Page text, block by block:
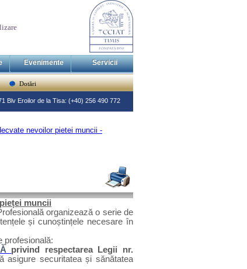
Evenimente Servicii
Dotări
Blv Eroilor de la Tisa: (+40) 256 490 772
nevoilor pietei muncii -
muncii
organizează o serie de
și cunoștințele necesare în
profesională:
privind respectarea Legii nr.
asigure securitatea și sănătatea